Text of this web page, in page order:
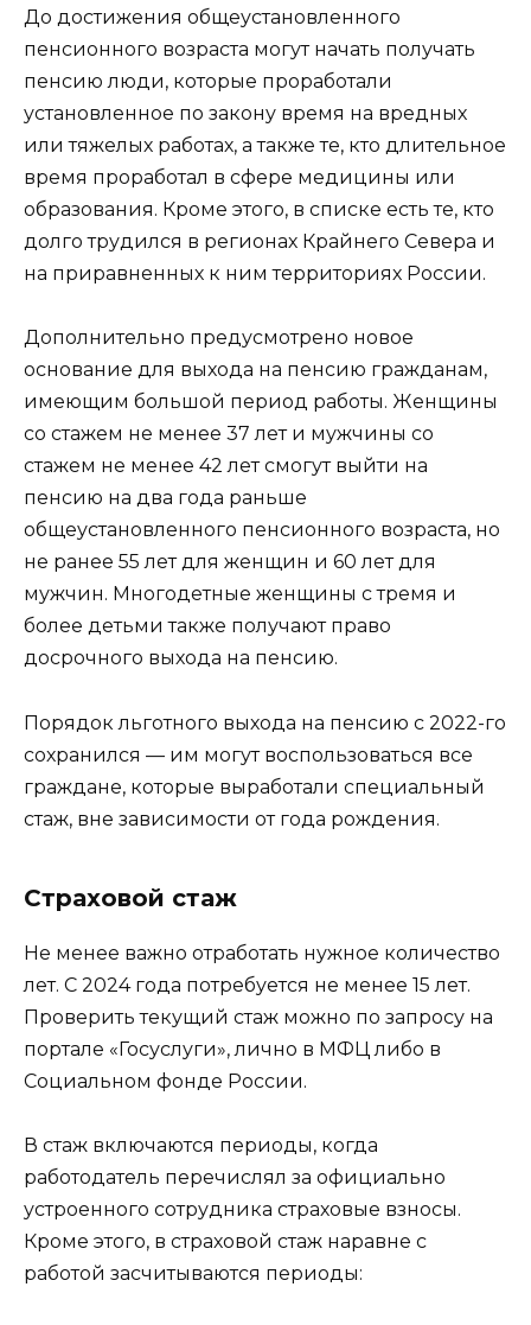
До достижения общеустановленного
пенсионного возраста могут начать получать
пенсию люди, которые проработали
установленное по закону время на вредных
или тяжелых работах, а также те, кто длительное
время проработал в сфере медицины или
образования. Кроме этого, в списке есть те, кто
долго трудился в регионах Крайнего Севера и
на приравненных к ним территориях России.
Дополнительно предусмотрено новое
основание для выхода на пенсию гражданам,
имеющим большой период работы. Женщины
со стажем не менее 37 лет и мужчины со
стажем не менее 42 лет смогут выйти на
пенсию на два года раньше
общеустановленного пенсионного возраста, но
не ранее 55 лет для женщин и 60 лет для
мужчин. Многодетные женщины с тремя и
более детьми также получают право
досрочного выхода на пенсию.
Порядок льготного выхода на пенсию с 2022-го
сохранился — им могут воспользоваться все
граждане, которые выработали специальный
стаж, вне зависимости от года рождения.
Страховой стаж
Не менее важно отработать нужное количество
лет. С 2024 года потребуется не менее 15 лет.
Проверить текущий стаж можно по запросу на
портале «Госуслуги», лично в МФЦ либо в
Социальном фонде России.
В стаж включаются периоды, когда
работодатель перечислял за официально
устроенного сотрудника страховые взносы.
Кроме этого, в страховой стаж наравне с
работой засчитываются периоды: